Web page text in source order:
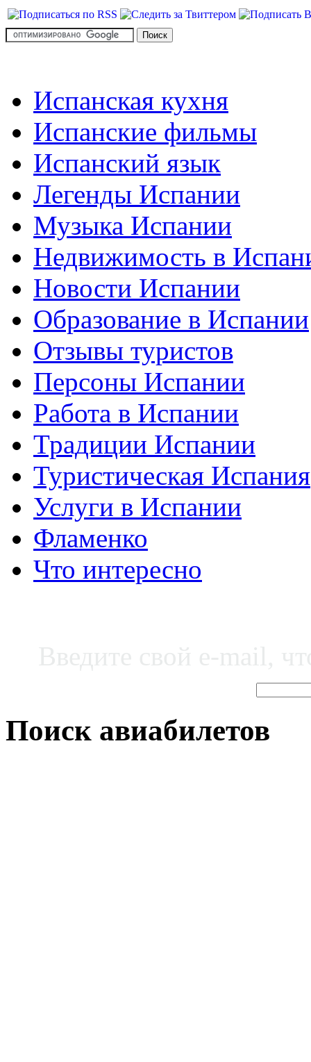
Испанская кухня
Испанские фильмы
Испанский язык
Легенды Испании
Музыка Испании
Недвижимость в
Новости Испании
Образование в Испании
Отзывы туристов
Персоны Испании
Работа в Испании
Традиции Испании
Туристическая Испания
Услуги в Испании
Фламенко
Что интересно
Поиск авиабилетов